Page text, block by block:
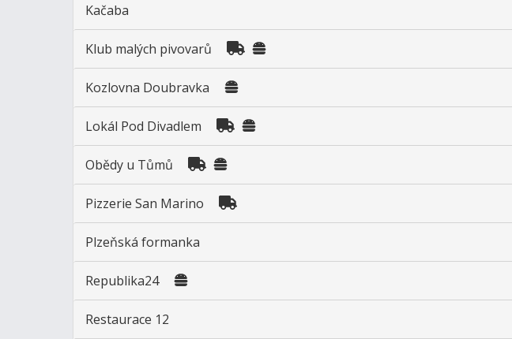
Kačaba
Klub malých pivovarů
Kozlovna Doubravka
Lokál Pod Divadlem
Obědy u Tůmů
Pizzerie San Marino
Plzeňská formanka
Republika24
Restaurace 12